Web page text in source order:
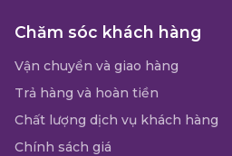
Chăm sóc khách hàng
Vận chuyển và giao hàng
Trả hàng và hoàn tiền
Chất lượng dịch vụ khách hàng
Chính sách giá